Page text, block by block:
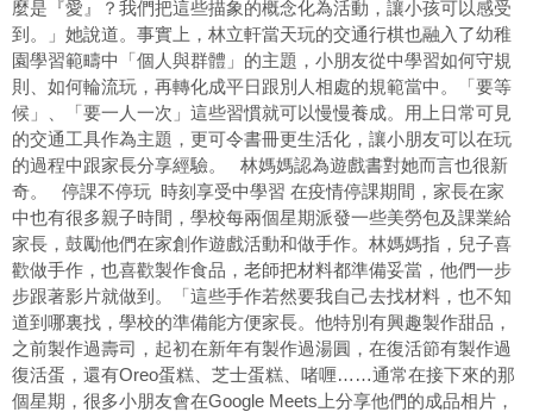
麼是『愛』？我們把這些描象的概念化為活動，讓小孩可以感受
到。」她說道。事實上，林立軒當天玩的交通行棋也融入了幼稚
園學習範疇中「個人與群體」的主題，小朋友從中學習如何守規
則、如何輪流玩，再轉化成平日跟別人相處的規範當中。「要等
候」、「要一人一次」這些習慣就可以慢慢養成。用上日常可見
的交通工具作為主題，更可令書冊更生活化，讓小朋友可以在玩
的過程中跟家長分享經驗。 林媽媽認為遊戲書對她而言也很新
奇。 停課不停玩 時刻享受中學習 在疫情停課期間，家長在家
中也有很多親子時間，學校每兩個星期派發一些美勞包及課業給
家長，鼓勵他們在家創作遊戲活動和做手作。林媽媽指，兒子喜
歡做手作，也喜歡製作食品，老師把材料都準備妥當，他們一步
步跟著影片就做到。「這些手作若然要我自己去找材料，也不知
道到哪裏找，學校的準備能方便家長。他特別有興趣製作甜品，
之前製作過壽司，起初在新年有製作過湯圓，在復活節有製作過
復活蛋，還有Oreo蛋糕、芝士蛋糕、啫喱……通常在接下來的那
個星期，很多小朋友會在Google Meets上分享他們的成品相片，